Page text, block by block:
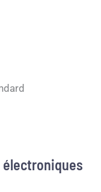
électroniques